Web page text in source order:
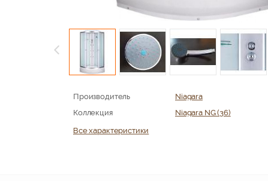
Производитель
Niagara
Коллекция
Niagara NG (36)
Все характеристики